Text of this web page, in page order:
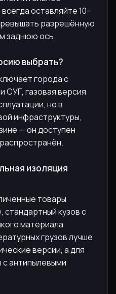
оставляйте 10–
разрешённую
заднюю ось.
выбрать?
города с
СУГ, газовая версия
но в
инфраструктуры,
— он доступен
изоляция
товары
кузов с
материала
грузов лучше
версии, а для
с антипылевыми